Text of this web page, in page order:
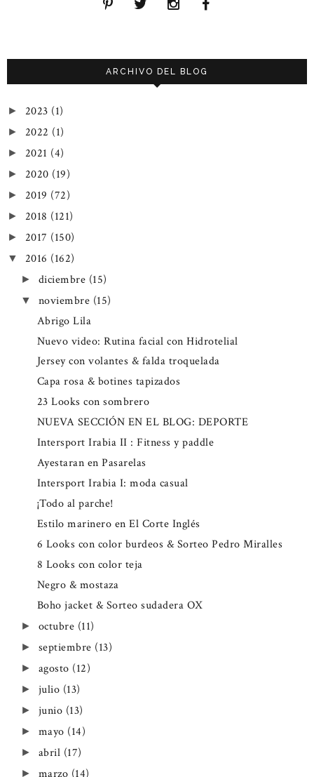
ARCHIVO DEL BLOG
► 2023 (1)
► 2022 (1)
► 2021 (4)
► 2020 (19)
► 2019 (72)
► 2018 (121)
► 2017 (150)
▼ 2016 (162)
► diciembre (15)
▼ noviembre (15)
Abrigo Lila
Nuevo video: Rutina facial con Hidrotelial
Jersey con volantes & falda troquelada
Capa rosa & botines tapizados
23 Looks con sombrero
NUEVA SECCIÓN EN EL BLOG: DEPORTE
Intersport Irabia II : Fitness y paddle
Ayestaran en Pasarelas
Intersport Irabia I: moda casual
¡Todo al parche!
Estilo marinero en El Corte Inglés
6 Looks con color burdeos & Sorteo Pedro Miralles
8 Looks con color teja
Negro & mostaza
Boho jacket & Sorteo sudadera OX
► octubre (11)
► septiembre (13)
► agosto (12)
► julio (13)
► junio (13)
► mayo (14)
► abril (17)
► marzo (14)